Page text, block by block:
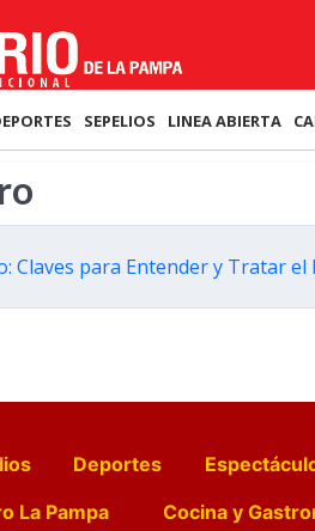
SEPELIOS LINEA ABIERTA
Claves para Entender y Tratar
Deportes
La Pampa Cocina y